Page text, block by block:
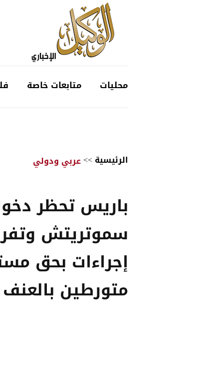
محليات متابعات خاصة
الرئيسية>>عربي ودولي
باريس تحظر
سموتريتش
إجراءات بحق
متورطين بالعنف